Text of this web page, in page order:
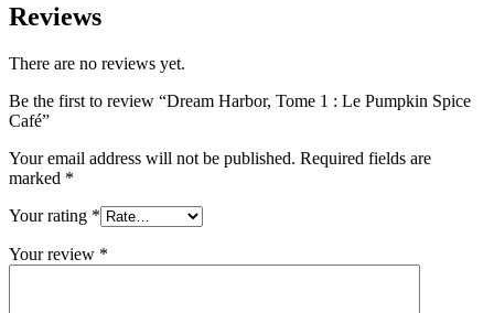
Reviews
There are no reviews yet.
Be the first to review “Dream Harbor, Tome 1 : Le Pumpkin Spice
Café”
Your email address will not be published. Required fields are
marked *
Your rating *
Your review *